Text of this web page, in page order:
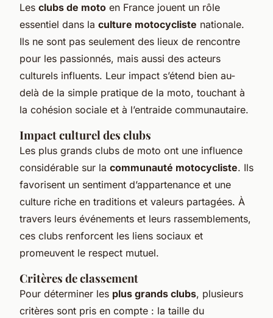
Les clubs de moto en France jouent un rôle
essentiel dans la culture motocycliste nationale.
Ils ne sont pas seulement des lieux de rencontre
pour les passionnés, mais aussi des acteurs
culturels influents. Leur impact s’étend bien au-
delà de la simple pratique de la moto, touchant à
la cohésion sociale et à l’entraide communautaire.
Impact culturel des clubs
Les plus grands clubs de moto ont une influence
considérable sur la communauté motocycliste. Ils
favorisent un sentiment d’appartenance et une
culture riche en traditions et valeurs partagées. À
travers leurs événements et leurs rassemblements,
ces clubs renforcent les liens sociaux et
promeuvent le respect mutuel.
Critères de classement
Pour déterminer les plus grands clubs, plusieurs
critères sont pris en compte : la taille du